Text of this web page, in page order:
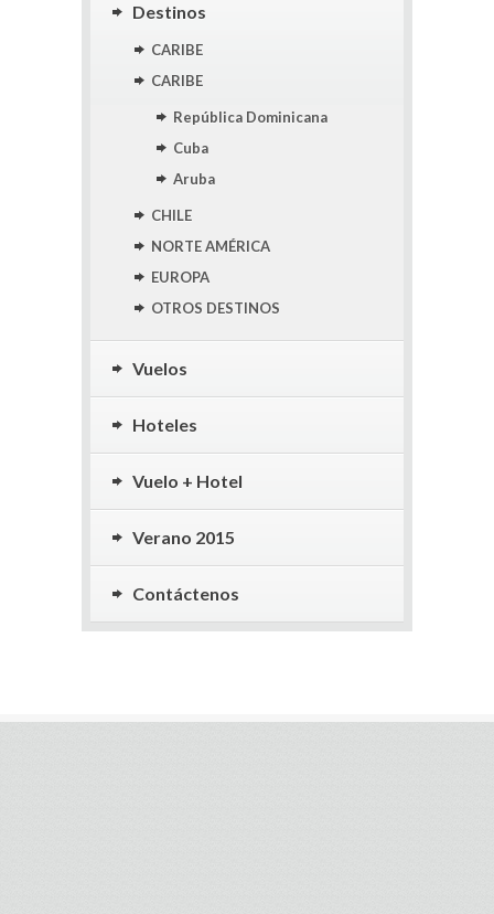
Destinos
CARIBE
CARIBE
República Dominicana
Cuba
Aruba
CHILE
NORTE AMÉRICA
EUROPA
OTROS DESTINOS
Vuelos
Hoteles
Vuelo + Hotel
Verano 2015
Contáctenos